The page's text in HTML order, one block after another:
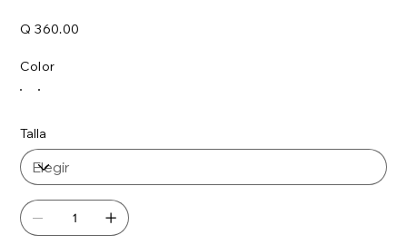
Q 360.00
Color
Talla